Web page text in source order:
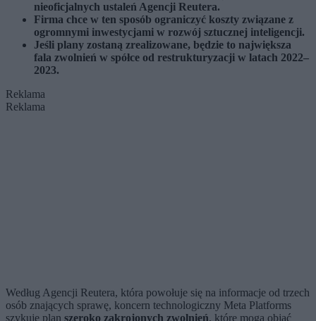
nieoficjalnych ustaleń Agencji Reutera.
Firma chce w ten sposób ograniczyć koszty związane z
ogromnymi inwestycjami w rozwój sztucznej inteligencji.
Jeśli plany zostaną zrealizowane, będzie to największa
fala zwolnień w spółce od restrukturyzacji w latach 2022–
2023.
Reklama
Reklama
Według Agencji Reutera, która powołuje się na informacje od trzech
osób znających sprawę, koncern technologiczny Meta Platforms
szykuje plan szeroko zakrojonych zwolnień, które mogą objąć